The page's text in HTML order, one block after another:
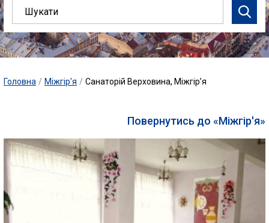
Головна / Міжгір'я / Санаторій Верховина, Міжгір’я
Повернутись до «Міжгір'я»